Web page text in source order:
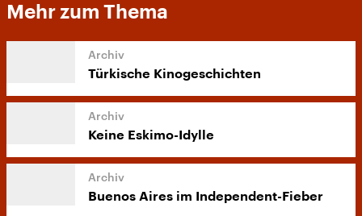
Mehr zum Thema
Türkische Kinogeschichten
Keine Eskimo-Idylle
Buenos Aires im Independent-Fieber